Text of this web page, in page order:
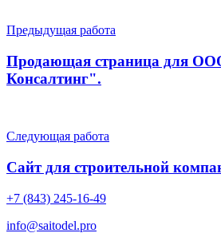
Предыдущая работа
Продающая страница для
Консалтинг".
Следующая работа
Сайт для строительной
+7 (843) 245-16-49
info@saitodel.pro